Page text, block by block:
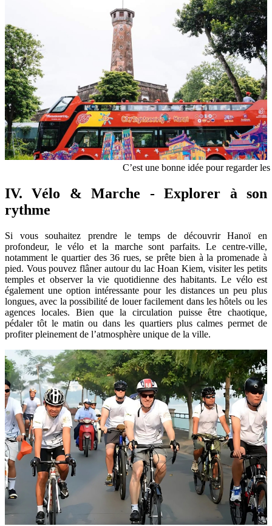
C’est une bonne idée pour regarder
IV. Vélo & Marche - Explorer à son
rythme
Si vous souhaitez prendre le temps de découvrir Hanoï en
profondeur, le vélo et la marche sont parfaits. Le centre-ville,
notamment le quartier des 36 rues, se prête bien à la promenade à
pied. Vous pouvez flâner autour du lac Hoan Kiem, visiter les petits
temples et observer la vie quotidienne des habitants. Le vélo est
également une option intéressante pour les distances un peu plus
longues, avec la possibilité de louer facilement dans les hôtels ou les
agences locales. Bien que la circulation puisse être chaotique,
pédaler tôt le matin ou dans les quartiers plus calmes permet de
profiter pleinement de l’atmosphère unique de la ville.